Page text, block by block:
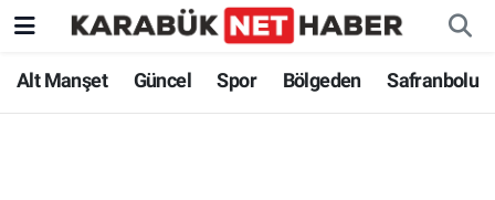
Alt Manşet Güncel Spor Bölgeden Safranbolu